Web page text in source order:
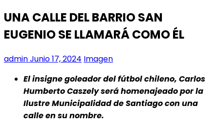
UNA CALLE DEL BARRIO SAN
EUGENIO SE LLAMARÁ COMO ÉL
adminJunio 17, 2024 Imagen
El insigne goleador del fútbol chileno, Carlos
Humberto Caszely será homenajeado por la
Ilustre Municipalidad de Santiago con una
calle en su nombre.